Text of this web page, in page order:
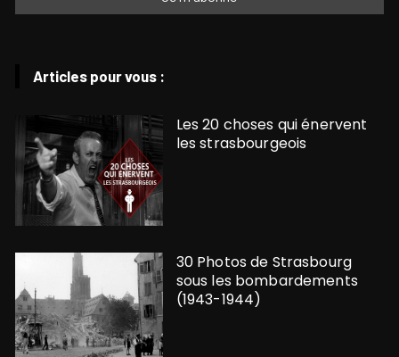
Articles pour vous :
Les 20 choses qui énervent
les strasbourgeois
30 Photos de Strasbourg
sous les bombardements
(1943-1944)